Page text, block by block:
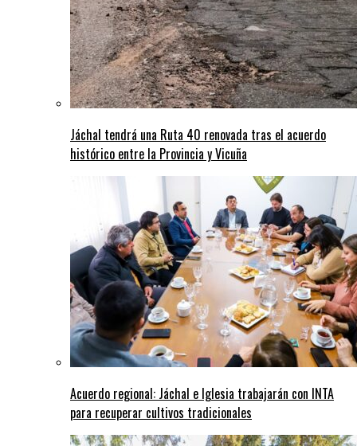
Jáchal tendrá una Ruta 40 renovada tras el acuerdo
histórico entre la Provincia y Vicuña
Acuerdo regional: Jáchal e Iglesia trabajarán con INTA
para recuperar cultivos tradicionales